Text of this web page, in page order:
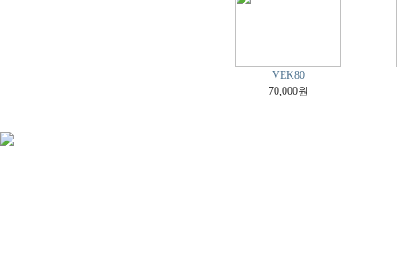
VEK80
70,000원